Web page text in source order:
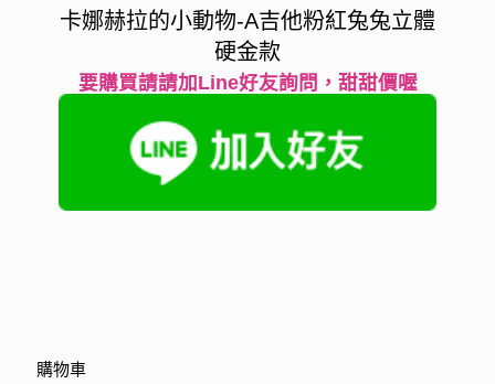
卡娜赫拉的小動物-A吉他粉紅兔兔立體
硬金款
要購買請請加Line好友詢問，甜甜價喔
購物車